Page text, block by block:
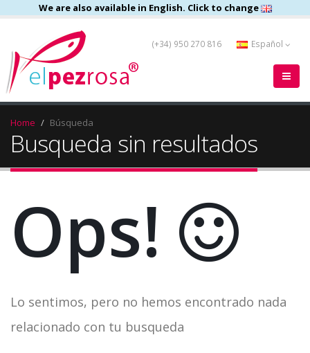
We are also available in English. Click to change
(+34) 950 270 816 Español
Home Búsqueda
Busqueda sin resultados
Ops!
Lo sentimos, pero no hemos encontrado nada
relacionado con tu busqueda